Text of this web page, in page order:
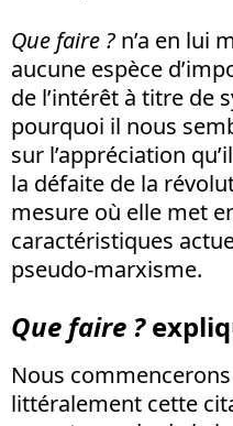
Que faire ? n’a en lui
aucune espèce
de l’intérêt à titre de
pourquoi il nous
sur l’appréciation
la défaite de la
mesure où elle met
caractéristiques
pseudo-marxisme.
Que faire ?
Nous
littéralement cette